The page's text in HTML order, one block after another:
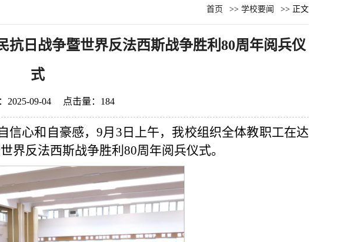
首页 >> 学校要闻 >> 正文
抗日战争暨世界反法西斯战争胜利80周年阅兵仪
式
2025-09-04 点击量： 184
信心和自豪感，9月3日上午，我校组织全体教职工在达
界反法西斯战争胜利80周年阅兵仪式。